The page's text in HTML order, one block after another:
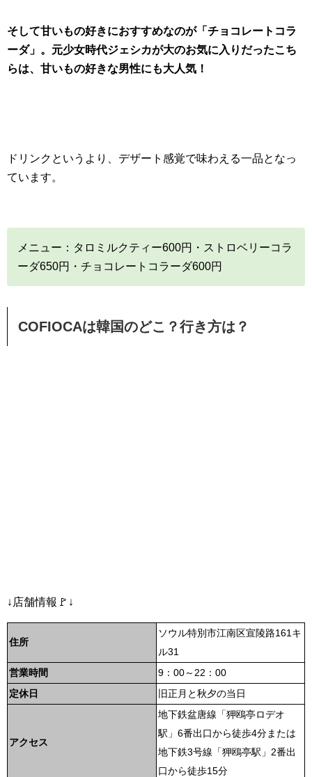
そして甘いもの好きにおすすめなのが「チョコレートコラ
ーダ」。元少女時代ジェシカが大のお気に入りだったこち
らは、甘いもの好きな男性にも大人気！
ドリンクというより、デザート感覚で味わえる一品となっ
ています。
メニュー：タロミルクティー600円・ストロベリーコラ
ーダ650円・チョコレートコラーダ600円
COFIOCAは韓国のどこ？行き方は？
↓店舗情報🚩↓
住所
ソウル特別市江南区宣陵路161キ
ル31
営業時間
9：00～22：00
定休日
旧正月と秋夕の当日
アクセス
地下鉄盆唐線「狎鴎亭ロデオ
駅」6番出口から徒歩4分または
地下鉄3号線「狎鴎亭駅」2番出
口から徒歩15分